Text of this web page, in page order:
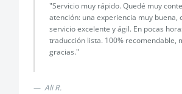
"Servicio muy rápido. Quedé muy
atención: una experiencia muy buena,
servicio excelente y ágil. En pocas
traducción lista. 100% recomendable,
gracias."
Ali R.